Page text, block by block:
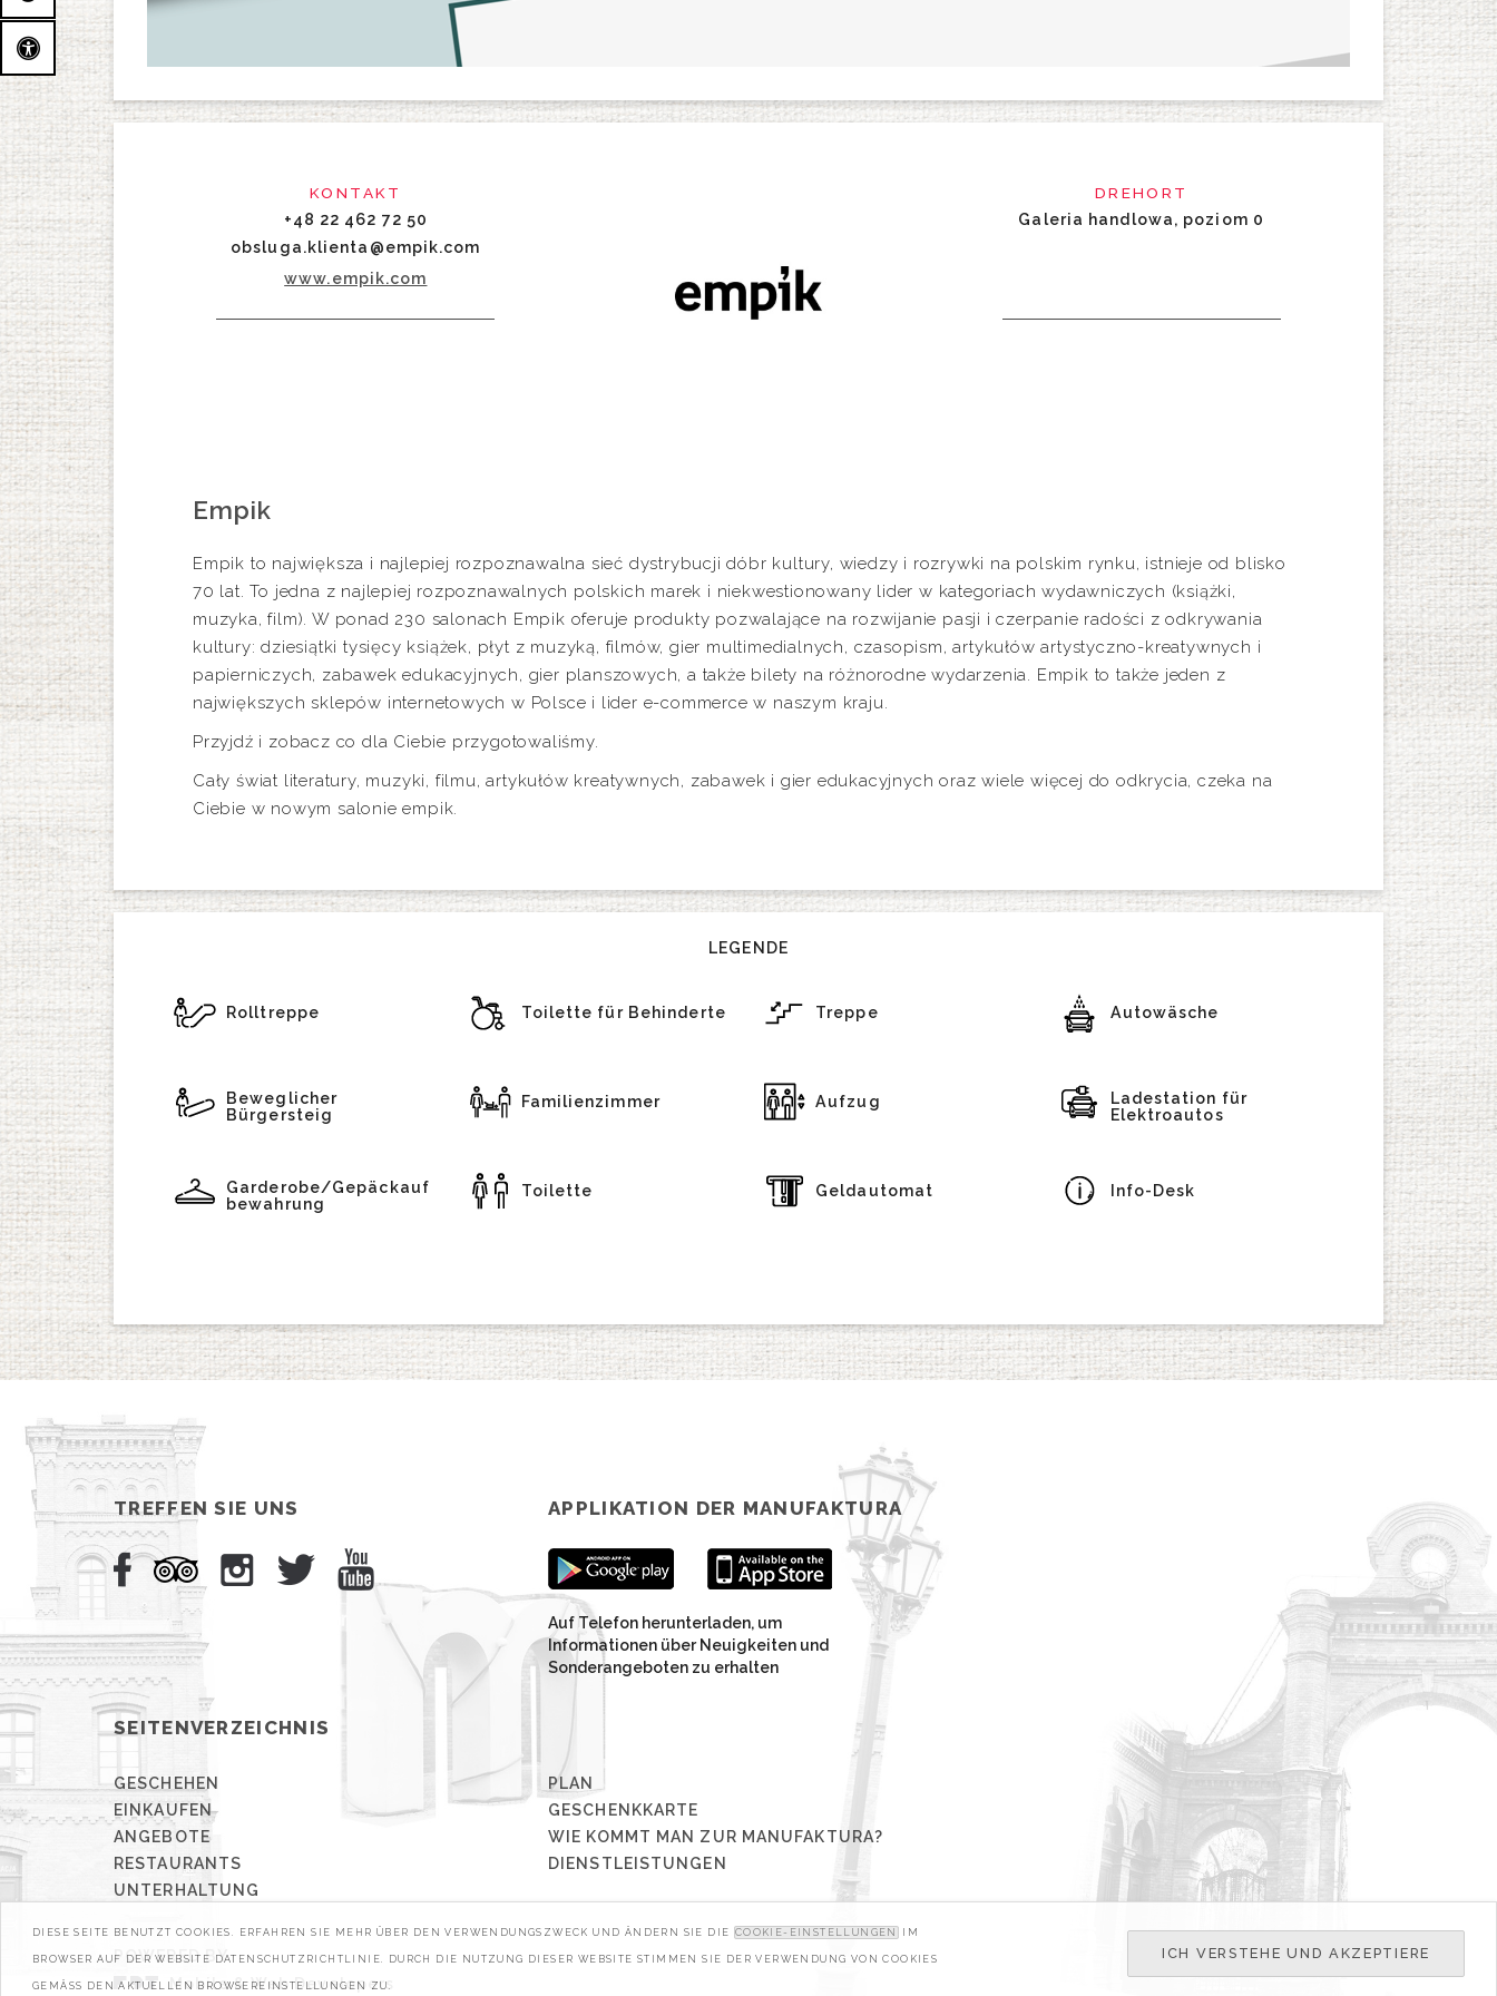
DREHORT
Galeria handlowa, poziom 0
KONTAKT
+48 22 462 72 50
obsluga.klienta@empik.com
www.empik.com
Empik
Empik to największa i najlepiej rozpoznawalna sieć dystrybucji dóbr kultury, wiedzy i rozrywki na polskim rynku, istnieje od blisko
70 lat. To jedna z najlepiej rozpoznawalnych polskich marek i niekwestionowany lider w kategoriach wydawniczych (książki,
muzyka, film). W ponad 230 salonach Empik oferuje produkty pozwalające na rozwijanie pasji i czerpanie radości z odkrywania
kultury: dziesiątki tysięcy książek, płyt z muzyką, filmów, gier multimedialnych, czasopism, artykułów artystyczno-kreatywnych i
papierniczych, zabawek edukacyjnych, gier planszowych, a także bilety na różnorodne wydarzenia. Empik to także jeden z
największych sklepów internetowych w Polsce i lider e-commerce w naszym kraju.
Przyjdź i zobacz co dla Ciebie przygotowaliśmy.
Cały świat literatury, muzyki, filmu, artykułów kreatywnych, zabawek i gier edukacyjnych oraz wiele więcej do odkrycia, czeka na
Ciebie w nowym salonie empik.
LEGENDE
Rolltreppe Toilette für Behinderte Treppe Autowäsche
Beweglicher
Bürgersteig
Familienzimmer Aufzug
Ladestation für
Elektroautos
Garderobe/Gepäckauf
bewahrung
Toilette Geldautomat Info-Desk
TREFFEN SIE UNS APPLIKATION DER MANUFAKTURA
Auf Telefon herunterladen, um
Informationen über Neuigkeiten und
Sonderangeboten zu erhalten
SEITENVERZEICHNIS
GESCHEHEN
EINKAUFEN
ANGEBOTE
RESTAURANTS
UNTERHALTUNG
PLAN
GESCHENKKARTE
WIE KOMMT MAN ZUR MANUFAKTURA?
DIENSTLEISTUNGEN
POWERED BY
Mobile & Web Developers
DIESE SEITE BENUTZT COOKIES. ERFAHREN SIE MEHR ÜBER DEN VERWENDUNGSZWECK UND ÄNDERN SIE DIE COOKIE-EINSTELLUNGEN IM
BROWSER AUF DER WEBSITE DATENSCHUTZRICHTLINIE. DURCH DIE NUTZUNG DIESER WEBSITE STIMMEN SIE DER VERWENDUNG VON COOKIES
GEMÄSS DEN AKTUELLEN BROWSEREINSTELLUNGEN ZU.
ICH VERSTEHE UND AKZEPTIERE